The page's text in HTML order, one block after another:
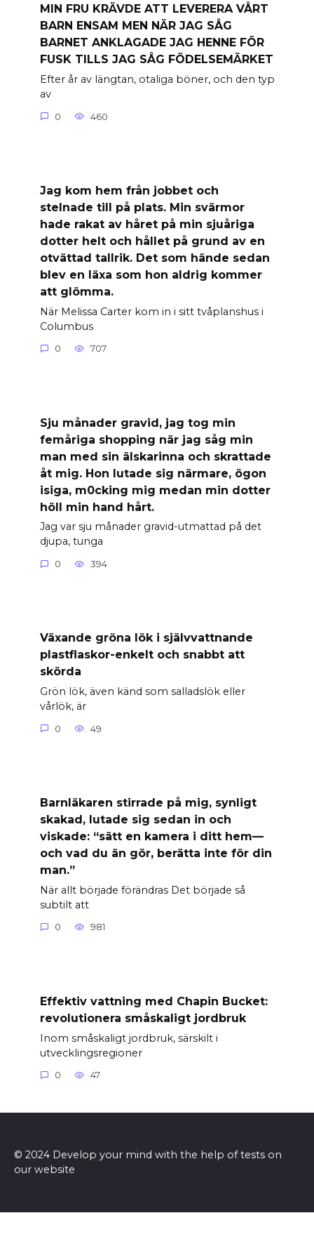
MIN FRU KRÄVDE ATT LEVERERA VÅRT
BARN ENSAM MEN NÄR JAG SÅG
BARNET ANKLAGADE JAG HENNE FÖR
FUSK TILLS JAG SÅG FÖDELSEMÄRKET
Efter år av längtan, otaliga böner, och den typ
av
0 460
Jag kom hem från jobbet och
stelnade till på plats. Min svärmor
hade rakat av håret på min sjuåriga
dotter helt och hållet på grund av en
otvättad tallrik. Det som hände sedan
blev en läxa som hon aldrig kommer
att glömma.
När Melissa Carter kom in i sitt tvåplanshus i
Columbus
0 707
Sju månader gravid, jag tog min
femåriga shopping när jag såg min
man med sin älskarinna och skrattade
åt mig. Hon lutade sig närmare, ögon
isiga, m0cking mig medan min dotter
höll min hand hårt.
Jag var sju månader gravid-utmattad på det
djupa, tunga
0 394
Växande gröna lök i självvattnande
plastflaskor-enkelt och snabbt att
skörda
Grön lök, även känd som salladslök eller
vårlök, är
0 49
Barnläkaren stirrade på mig, synligt
skakad, lutade sig sedan in och
viskade: “sätt en kamera i ditt hem—
och vad du än gör, berätta inte för din
man.”
När allt började förändras Det började så
subtilt att
0 981
Effektiv vattning med Chapin Bucket:
revolutionera småskaligt jordbruk
Inom småskaligt jordbruk, särskilt i
utvecklingsregioner
0 47
© 2024 Develop your mind with the help of tests on
our website